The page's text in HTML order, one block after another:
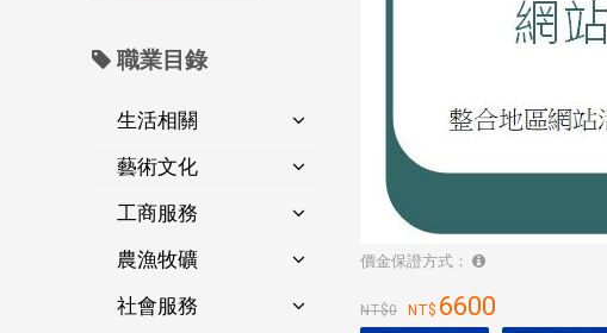
職業目錄
生活相關
藝術文化
工商服務
農漁牧礦
社會服務
價金保證方式：
0 6600